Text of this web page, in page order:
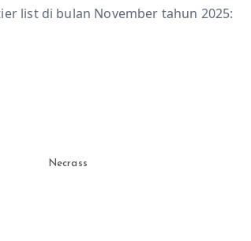
list di bulan November tahun 2025:
Necrass